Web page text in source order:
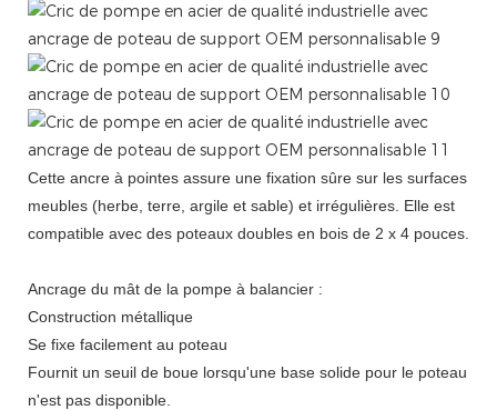
Cette ancre à pointes assure une fixation sûre sur les surfaces
meubles (herbe, terre, argile et sable) et irrégulières. Elle est
compatible avec des poteaux doubles en bois de 2 x 4 pouces.
Ancrage du mât de la pompe à balancier :
Construction métallique
Se fixe facilement au poteau
Fournit un seuil de boue lorsqu'une base solide pour le poteau
n'est pas disponible.